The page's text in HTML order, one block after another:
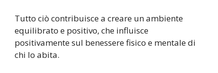
Tutto ciò contribuisce a creare un ambiente
equilibrato e positivo, che influisce
positivamente sul benessere fisico e mentale di
chi lo abita.